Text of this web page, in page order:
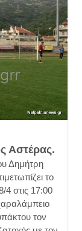
Αστέρας.
Δημήτρη
το
4 στις 17:00
τον